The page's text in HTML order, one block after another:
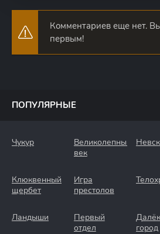
Комментариев еще нет.
первым!
ПОПУЛЯРНЫЕ
Чукур
Великолепный
век
Клюквенный
щербет
Игра
престолов
Ландыши
Первый
отдел
город